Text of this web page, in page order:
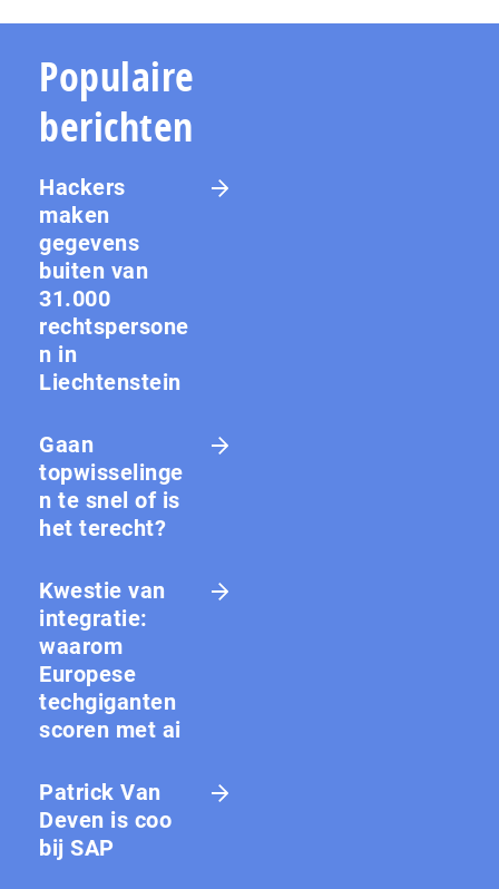
Populaire
berichten
Hackers
maken
gegevens
buiten van
31.000
rechtspersone
n in
Liechtenstein
Gaan
topwisselinge
n te snel of is
het terecht?
Kwestie van
integratie:
waarom
Europese
techgiganten
scoren met ai
Patrick Van
Deven is coo
bij SAP